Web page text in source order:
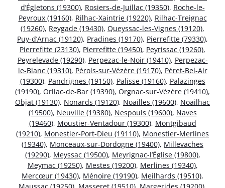
d’Égletons (19300), Rosiers-de-Juillac (19350), Roche-le-
Peyroux (19160), Rilhac-Xaintrie (19220), Rilhac-Treignac
(19260), Reygade (19430), Queyssac-les-Vignes (19120),
Puy-d’Arnac (19120), Pradines (19170), Pierrefitte (79330),
Pierrefitte (23130), Pierrefitte (19450), Peyrissac (19260),
Peyrelevade (19290), Perpezac-le-Noir (19410), Perpezac-
le-Blanc (19310), Pérols-sur-Vézère (19170), Péret-Bel-Air
(19300), Pandrignes (19150), Palisse (19160), Palazinges
(19190), Orliac-de-Bar (19390), Orgnac-sur-Vézère (19410),
Objat (19130), Nonards (19120), Noailles (19600), Noailhac
(19500), Neuville (19380), Nespouls (19600), Naves
(19460), Moustier-Ventadour (19300), Montgibaud
(19210), Monestier-Port-Dieu (19110), Monestier-Merlines
(19340), Monceaux-sur-Dordogne (19400), Millevaches
(19290), Meyssac (19500), Meyrignac-l’Église (19800),
Meymac (19250), Mestes (19200), Merlines (19340),
Mercœur (19430), Ménoire (19190), Meilhards (19510),